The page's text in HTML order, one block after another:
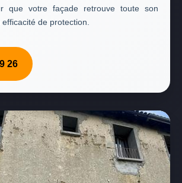
que votre façade retrouve toute son
de protection.
26